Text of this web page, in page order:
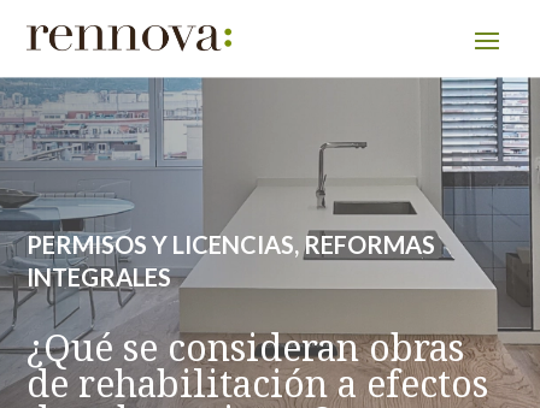
PERMISOS Y LICENCIAS,REFORMAS
INTEGRALES
¿Qué se consideran obras
de rehabilitación a efectos